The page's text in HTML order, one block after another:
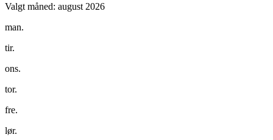
Valgt måned: august 2026
man.
tir.
ons.
tor.
fre.
lør.